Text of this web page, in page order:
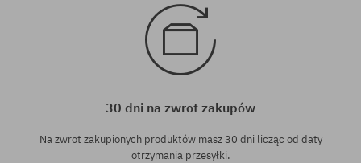
30 dni na zwrot zakupów
Na zwrot zakupionych produktów masz 30 dni licząc od daty
otrzymania przesyłki.